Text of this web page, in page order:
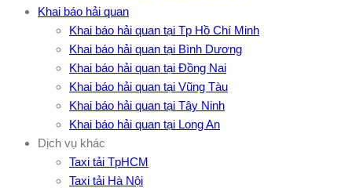
Khai báo hải quan
Khai báo hải quan tại Tp Hồ Chí Minh
Khai báo hải quan tại Bình Dương
Khai báo hải quan tại Đồng Nai
Khai báo hải quan tại Vũng Tàu
Khai báo hải quan tại Tây Ninh
Khai báo hải quan tại Long An
Dịch vụ khác
Taxi tải TpHCM
Taxi tải Hà Nội